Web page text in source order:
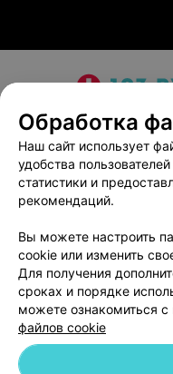
О проекте Новости
Медицинский
Пользовательское
Обработка
Обработка
Наш сайт использует
удобства
статистики и
рекомендаций.
Вы можете настроить
cookie или изменить
Для получения
сроках и порядке
можете ознакомиться с
файлов cookie